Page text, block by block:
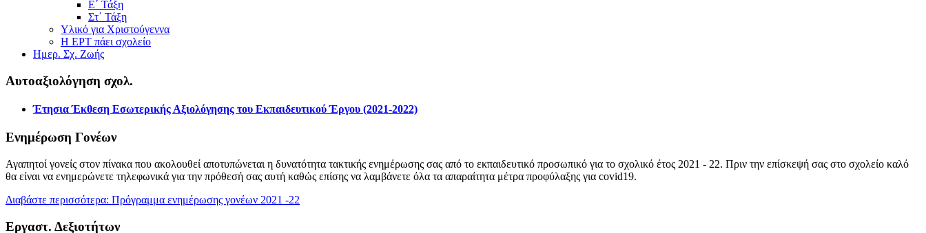
Ε΄ Τάξη
Στ΄ Τάξη
Υλικό για Χριστούγεννα
Η ΕΡΤ πάει σχολείο
Ημερ. Σχ. Ζωής
Αυτοαξιολόγηση σχολ.
Έτησια Έκθεση Εσωτερικής Αξιολόγησης του Εκπαιδευτικού Έργου (2021-2022)
Ενημέρωση Γονέων
Αγαπητοί γονείς στον πίνακα που ακολουθεί αποτυπώνεται η δυνατότητα τακτικής ενημέρωσης σας από το εκπαιδευτικό προσωπικό για το σχολικό έτος 2021 - 22. Πριν την επίσκεψή σας στο σχολείο καλό
θα είναι να ενημερώνετε τηλεφωνικά για την πρόθεσή σας αυτή καθώς επίσης να λαμβάνετε όλα τα απαραίτητα μέτρα προφύλαξης για covid19.
Διαβάστε περισσότερα: Πρόγραμμα ενημέρωσης γονέων 2021 -22
Εργαστ. Δεξιοτήτων